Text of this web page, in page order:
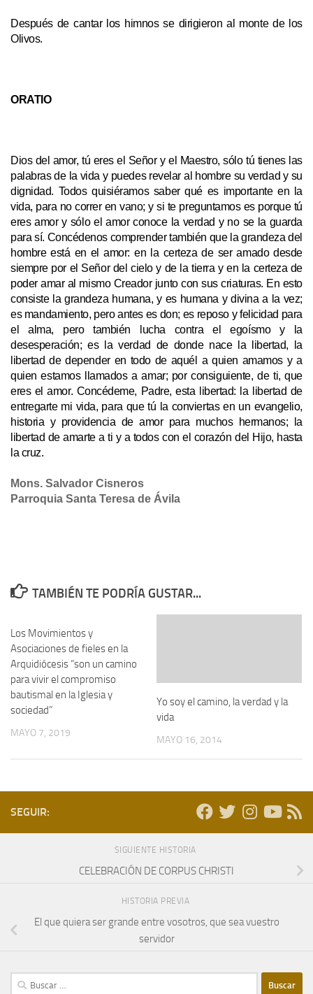
Después de cantar los himnos se dirigieron al monte de los
Olivos.
ORATIO
Dios del amor, tú eres el Señor y el Maestro, sólo tú tienes las
palabras de la vida y puedes revelar al hombre su verdad y su
dignidad. Todos quisiéramos saber qué es importante en la
vida, para no correr en vano; y si te preguntamos es porque tú
eres amor y sólo el amor conoce la verdad y no se la guarda
para sí. Concédenos comprender también que la grandeza del
hombre está en el amor: en la certeza de ser amado desde
siempre por el Señor del cielo y de la tierra y en la certeza de
poder amar al mismo Creador junto con sus criaturas. En esto
consiste la grandeza humana, y es humana y divina a la vez;
es mandamiento, pero antes es don; es reposo y felicidad para
el alma, pero también lucha contra el egoísmo y la
desesperación; es la verdad de donde nace la libertad, la
libertad de depender en todo de aquél a quien amamos y a
quien estamos llamados a amar; por consiguiente, de ti, que
eres el amor. Concédeme, Padre, esta libertad: la libertad de
entregarte mi vida, para que tú la conviertas en un evangelio,
historia y providencia de amor para muchos hermanos; la
libertad de amarte a ti y a todos con el corazón del Hijo, hasta
la cruz.
Mons. Salvador Cisneros
Parroquia Santa Teresa de Ávila
TAMBIÉN TE PODRÍA GUSTAR...
Los Movimientos y
Asociaciones de fieles en la
Arquidiócesis “son un camino
para vivir el compromiso
bautismal en la Iglesia y
sociedad”
MAYO 7, 2019
Yo soy el camino, la verdad y la
vida
MAYO 16, 2014
SEGUIR:
SIGUIENTE HISTORIA
CELEBRACIÓN DE CORPUS CHRISTI
HISTORIA PREVIA
El que quiera ser grande entre vosotros, que sea vuestro
servidor
Buscar: